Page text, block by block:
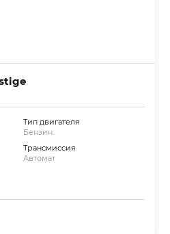
Тип двигателя
Бензин
Трансмиссия
Автомат